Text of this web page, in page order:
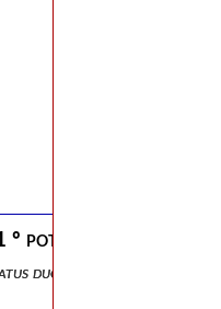
º potamii tractatus
duos et epistolam unam